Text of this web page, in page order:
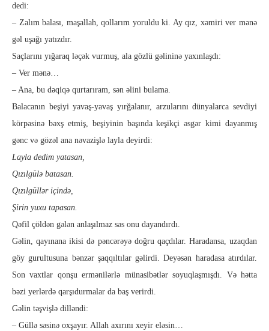
dedi:
– Zalım balası, maşallah, qollarım yoruldu ki. Ay qız, xəmiri ver mənə
gəl uşağı yatızdır.
Saçlarını yığaraq ləçək vurmuş, ala gözlü gəlininə yaxın­laşdı:
– Ver mənə…
– Ana, bu dəqiqə qurtarıram, sən əlini bulama.
Balacanın beşiyi yavaş-yavaş yırğalanır, arzularını dünyalar­ca sevdiyi
körpəsinə bəxş etmiş, beşiyinin başında keşikçi əs­gər kimi dayanmış
gənc və gözəl ana nəvazişlə layla deyirdi:
Layla dedim yatasan,
Qızılgülə batasan.
Qızılgüllər içində,
Şirin yuxu tapasan.
Qəfil çöldən gələn anlaşılmaz səs onu dayandırdı.
Gəlin, qayınana ikisi də pəncərəyə doğru qaçdılar. Haradan­sa, uzaqdan
göy gurultusuna bənzər şaqqıltılar gəlirdi. Deyəsən ha­radasa atırdılar.
Son vaxtlar qonşu ermənilərlə münasibətlər so­yuqlaşmışdı. Və hətta
bəzi yerlərdə qarşıdurmalar da baş ve­r­i­r­­di.
Gəlin təşvişlə dilləndi:
– Güllə səsinə oxşayır. Allah axırını xeyir eləsin…